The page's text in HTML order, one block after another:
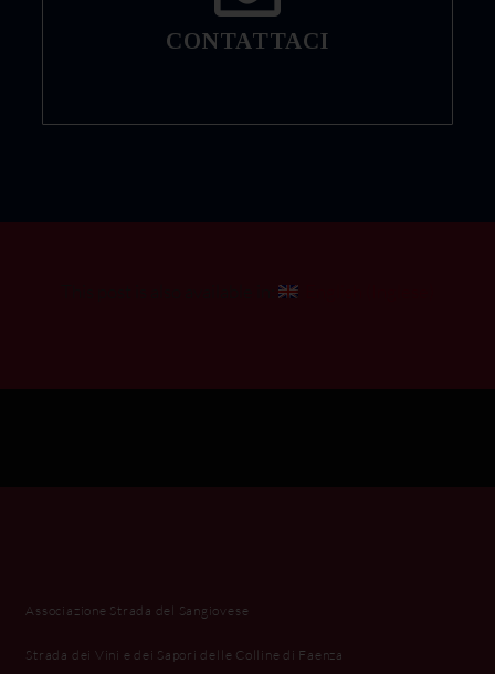
CONTATTACI
This post is also available in:
Associazione Strada del Sangiovese
Strada dei Vini e dei Sapori delle Colline di Faenza